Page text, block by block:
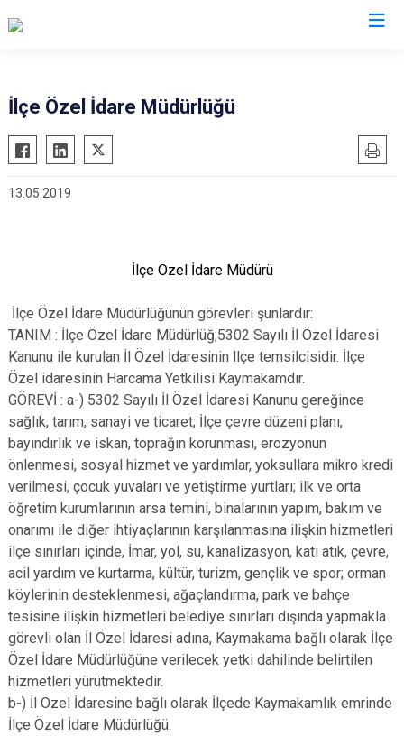
Adilcevaz
Ahlat
Güroymak
İlçe Özel İdare Müdürlüğü
13.05.2019
İlçe Özel İdare Müdürü
İlçe Özel İdare Müdürlüğünün görevleri şunlardır:
TANIM : İlçe Özel İdare Müdürlüğ;5302 Sayılı İl Özel İdaresi
Kanunu ile kurulan İl Özel İdaresinin llçe temsilcisidir. İlçe
Özel idaresinin Harcama Yetkilisi Kaymakamdır.
GÖREVİ : a-) 5302 Sayılı İl Özel İdaresi Kanunu gereğince
sağlık, tarım, sanayi ve ticaret; İlçe çevre düzeni planı,
bayındırlık ve iskan, toprağın korunması, erozyonun
önlenmesi, sosyal hizmet ve yardımlar, yoksullara mikro kredi
verilmesi, çocuk yuvaları ve yetiştirme yurtları; ilk ve orta
öğretim kurumlarının arsa temini, binalarının yapım, bakım ve
onarımı ile diğer ihtiyaçlarının karşılanmasına ilişkin hizmetleri
ilçe sınırları içinde, İmar, yol, su, kanalizasyon, katı atık, çevre,
acil yardım ve kurtarma, kültür, turizm, gençlik ve spor; orman
köylerinin desteklenmesi, ağaçlandırma, park ve bahçe
tesisine ilişkin hizmetleri belediye sınırları dışında yapmakla
görevli olan İl Özel İdaresi adına, Kaymakama bağlı olarak İlçe
Özel İdare Müdürlüğüne verilecek yetki dahilinde belirtilen
hizmetleri yürütmektedir.
b-) İl Özel İdaresine bağlı olarak İlçede Kaymakamlık emrinde
İlçe Özel İdare Müdürlüğü.